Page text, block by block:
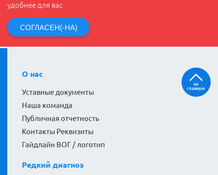
удобнее для вас
СОГЛАСЕН(-НА)
О нас
Уставные документы
Наша команда
Публичная отчетность
Контакты Реквизиты
Гайдлайн ВОГ / логотип
Редкий диагноз
на
главную